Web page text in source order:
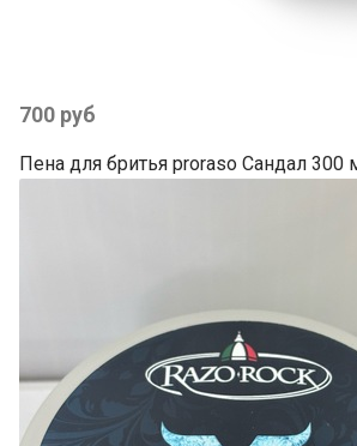
700 руб
Пена для бритья proraso Сандал 300